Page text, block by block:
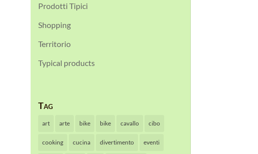
Prodotti Tipici
Shopping
Territorio
Typical products
Tag
art arte bike bike cavallo cibo
cooking cucina divertimento eventi